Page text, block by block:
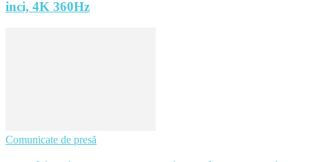
inci, 4K 360Hz
Comunicate de presă